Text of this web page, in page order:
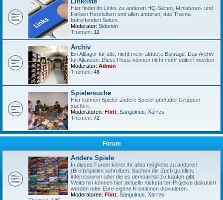
Hier findet ihr Links zu anderen HQ-Seiten, Miniaturen- und
Farben Herstellern und allen anderen, das Thema
betreffenden Seiten.
Moderator: Sidorion
Themen: 12
Archiv
Ein Altlager für alte, nicht mehr aktuelle Beiträge. Das Archiv
für Altlasten. Diese Posts können nicht mehr editiert werden.
Moderator: Admin
Themen: 48
Spielersuche
Hier können Spieler andere Spieler und/oder Gruppen
suchen.
Moderatoren: Flint Sanguinus Xarres
Themen: 72
Forum
Andere Spiele
In dieses Forum könnt Ihr alles mögliche zu anderen
(Brett)Spielen schreiben. Sachen die Euch gefallen,
interessieren oder die es demnächst zu kaufen gibt.
Weiterhin können hier aktuelle Kickstarter-Projekte diskutiert
werden oder Eure eigene Kreationen diskutieren.
Moderatoren: Flint Sanguinus Xarres